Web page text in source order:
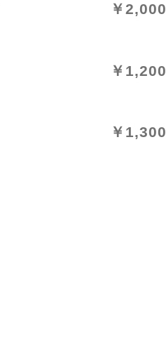
￥2,000
￥1,200
￥1,300